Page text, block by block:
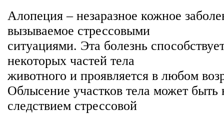
Алопеция – незаразное кожное
вызываемое стрессовыми
ситуациями. Эта болезнь
некоторых частей тела
животного и проявляется в любом
Облысение участков тела может быть
следствием стрессовой